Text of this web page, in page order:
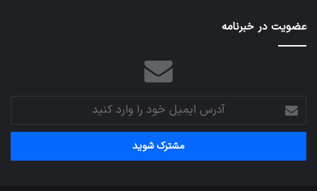
عضویت در خبرنامه
آدرس
ایمیل
خود
وارد